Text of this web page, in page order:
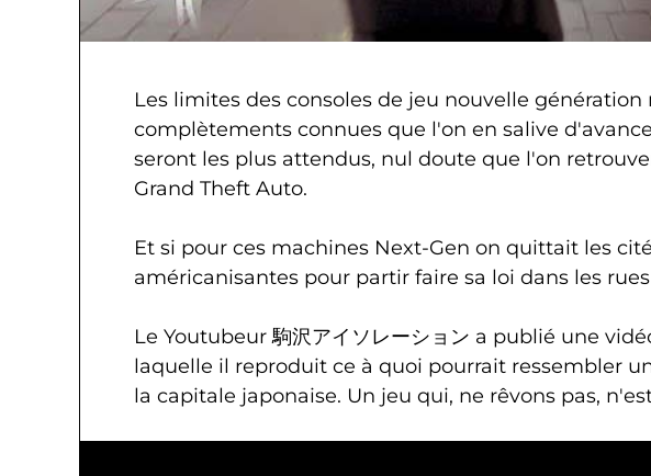
Les limites des consoles de jeu nouvelle génération
complètements connues que l'on en salive
seront les plus attendus, nul doute que l'on
Grand Theft Auto.
Et si pour ces machines Next-Gen on quittait les
américanisantes pour partir faire sa loi dans les rues
Le Youtubeur 駒沢アイソレーション a publié une
laquelle il reproduit ce à quoi pourrait ressembler
la capitale japonaise. Un jeu qui, ne rêvons pas,